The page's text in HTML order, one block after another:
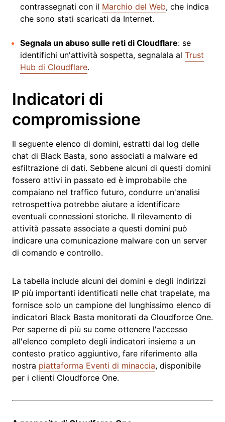
contrassegnati con il Marchio del Web, che indica
che sono stati scaricati da Internet.
Segnala un abuso sulle reti di Cloudflare: se
identifichi un'attività sospetta, segnalala al Trust
Hub di Cloudflare.
Indicatori di
compromissione
Il seguente elenco di domini, estratti dai log delle
chat di Black Basta, sono associati a malware ed
esfiltrazione di dati. Sebbene alcuni di questi domini
fossero attivi in passato ed è improbabile che
compaiano nel traffico futuro, condurre un'analisi
retrospettiva potrebbe aiutare a identificare
eventuali connessioni storiche. Il rilevamento di
attività passate associate a questi domini può
indicare una comunicazione malware con un server
di comando e controllo.
La tabella include alcuni dei domini e degli indirizzi
IP più importanti identificati nelle chat trapelate, ma
fornisce solo un campione del lunghissimo elenco di
indicatori Black Basta monitorati da Cloudforce One.
Per saperne di più su come ottenere l'accesso
all'elenco completo degli indicatori insieme a un
contesto pratico aggiuntivo, fare riferimento alla
nostra piattaforma Eventi di minaccia, disponibile
per i clienti Cloudforce One.